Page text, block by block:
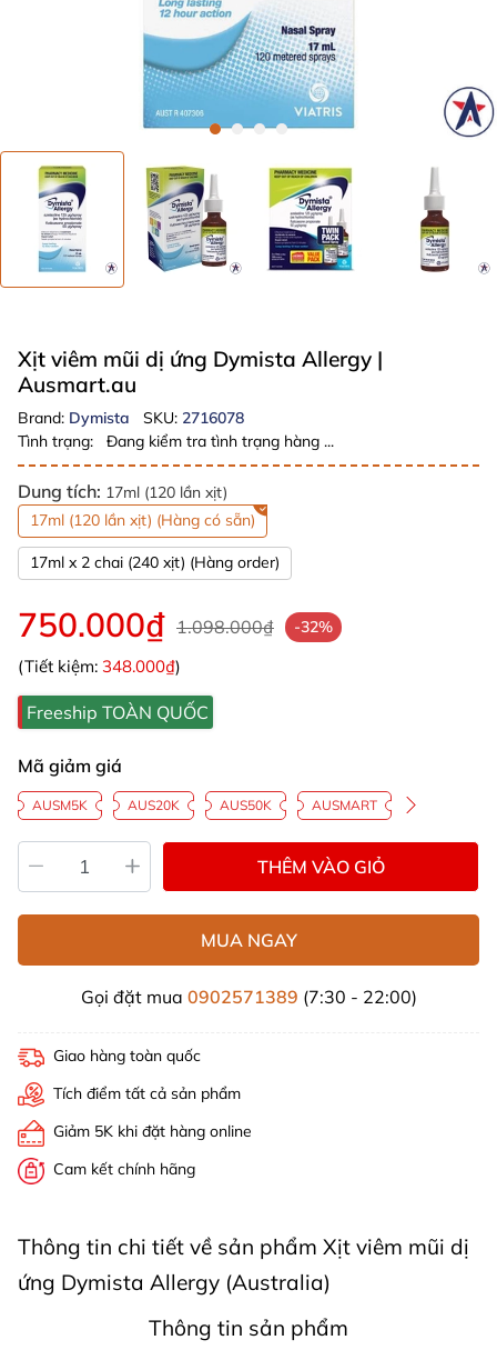
Xịt viêm mũi dị ứng Dymista Allergy |
Ausmart.au
Brand: Dymista SKU: 2716078
Tình trạng:
Đang kiểm tra tình trạng hàng ...
Dung tích: 17ml (120 lần xịt)
17ml (120 lần xịt) (Hàng có sẵn)
17ml x 2 chai (240 xịt) (Hàng order)
750.000₫ 1.098.000₫ -32%
(Tiết kiệm: 348.000₫)
Freeship TOÀN QUỐC
Mã giảm giá
AUSM5K AUS20K AUS50K AUSMART
THÊM VÀO GIỎ
MUA NGAY
Gọi đặt mua 0902571389 (7:30 - 22:00)
Giao hàng toàn quốc
Tích điểm tất cả sản phẩm
Giảm 5K khi đặt hàng online
Cam kết chính hãng
Thông tin chi tiết về sản phẩm Xịt viêm mũi dị
ứng Dymista Allergy (Australia)
Thông tin sản phẩm